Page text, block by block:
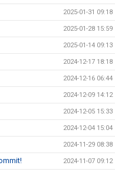
2025-01-31 09:18
2025-01-28 15:59
2025-01-14 09:13
2024-12-17 18:18
2024-12-16 06:44
2024-12-09 14:12
2024-12-05 15:33
2024-12-04 15:04
2024-11-29 08:38
2024-11-07 09:12